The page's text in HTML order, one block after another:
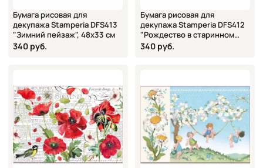
Бумага рисовая для
декупажа Stamperia DFS413
"Зимний пейзаж", 48х33 см
340 руб.
Бумага рисовая для
декупажа Stamperia DFS412
"Рождество в старинном
стиле", 48х33 см
340 руб.